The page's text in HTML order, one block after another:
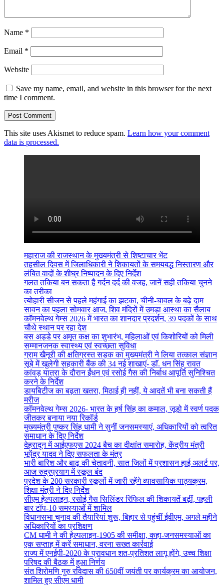
Name *
Email *
Website
Save my name, email, and website in this browser for the next
time I comment.
This site uses Akismet to reduce spam. Learn how your comment
data is processed.
महाराज की राजस्थान के मुख्यमंत्री से शिष्टाचार भेंट
तहसील दिवस में जिलाधिकारी ने शिकायतों के समयबद्ध निस्तारण और
लंबित वादों के शीघ्र निष्पादन के दिए निर्देश
गलत तकिया बन सकता है गर्दन दर्द की वजह, जानें सही तकिया चुनने
का तरीका
त्योहारी सीजन से पहले महंगाई का झटका, चीनी-चावल के बढ़े दाम
सावन का पहला सोमवार आज, शिव मंदिरों में उमड़ा आस्था का सैलाब
कॉमनवेल्थ गेम्स 2026 में भारत का शानदार प्रदर्शन, 39 पदकों के साथ
चौथे स्थान पर रहा देश
बस अड्डे पर अमृत कक्ष का शुभारंभ, महिलाओं एवं किशोरियों को मिली
सम्मानजनक स्वास्थ्य एवं स्वच्छता सुविधा
ग्राम खैनूरी की क्षतिग्रस्त सड़क का मुख्यमंत्री ने लिया तत्काल संज्ञान
सूबे में खुलेगी सहकारी बैंक की 34 नई शाखाएं- डाॅ. धन सिंह रावत
कांवड़ यात्रा के दौरान ईंधन एवं रसोई गैस की निर्बाध आपूर्ति सुनिश्चित
करने के निर्देश
डायबिटीज का बढ़ता खतरा, मिठाई ही नहीं, ये आदतें भी बना सकती हैं
मरीज
कॉमनवेल्थ गेम्स 2026- भारत के हर्ष सिंह का कमाल, जूडो में स्वर्ण पदक
जीतकर बनाया नया रिकॉर्ड
मुख्यमंत्री पुष्कर सिंह धामी ने सुनीं जनसमस्याएं, अधिकारियों को त्वरित
समाधान के दिए निर्देश
देहरादून में आईएफएस 2024 बैच का दीक्षांत समारोह, केंद्रीय मंत्री
भूपेंद्र यादव ने दिए सफलता के मंत्र
भारी बारिश और बाढ़ की चेतावनी, सात जिलों में प्रशासन हाई अलर्ट पर,
आज रुद्रप्रयाग में स्कूल बंद
प्रदेश के 200 सरकारी स्कूलों में जारी रहेंगे व्यावसायिक पाठ्यक्रम,
शिक्षा मंत्री ने दिए निर्देश
सीएम हेल्पलाइन, रसोई गैस सिलिंडर रिफिल की शिकायतें बढ़ीं, पहली
बार टॉप-10 समस्याओं में शामिल
विधानसभा चुनाव की तैयारियां शुरू, बिहार से पहुंचीं ईवीएम, अगले महीने
अधिकारियों का प्रशिक्षण
CM धामी ने की हेल्पलाइन-1905 की समीक्षा, कहा-जनसमस्याओं का
एक सप्ताह में करें समाधान, वरना सख्त कार्रवाई
राज्य में एनईपी-2020 के प्रावधान शत-प्रतिशत लागू होंगे, उच्च शिक्षा
परिषद की बैठक में हुआ निर्णय
संत शिरोमणि गुरु रविदास की 650वीं जयंती पर कार्यक्रम का आयोजन,
शामिल हुए सीएम धामी